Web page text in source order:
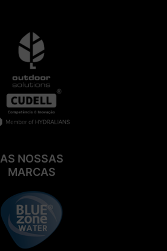
AS NOSSAS
MARCAS